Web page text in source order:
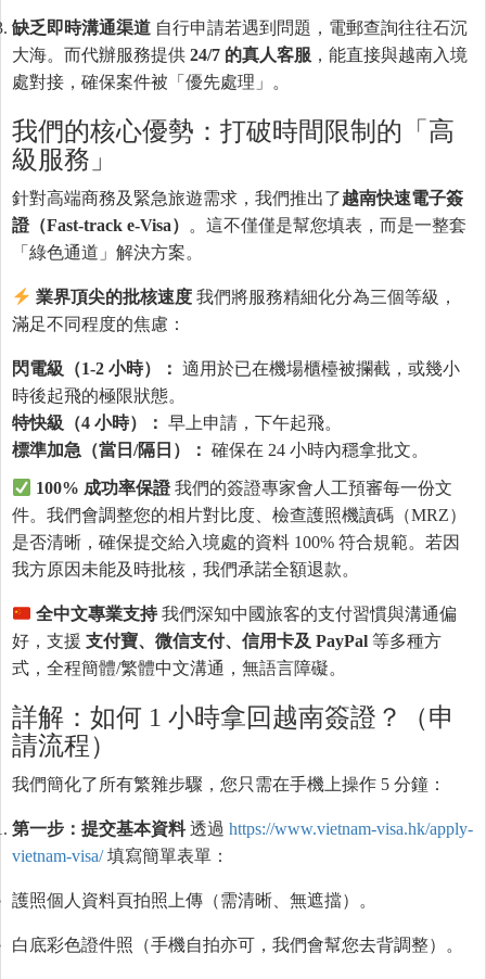
缺乏即時溝通渠道 自行申請若遇到問題，電郵查詢往往石沉
大海。而代辦服務提供 24/7 的真人客服 ，能直接與越南入境
處對接，確保案件被「優先處理」。
我們的核心優勢：打破時間限制的「高
級服務」
針對高端商務及緊急旅遊需求，我們推出了越南快速電子簽
證（Fast-track e-Visa）
。這不僅僅是幫您填表，而是一整套
「綠色通道」解決方案。
業界頂尖的批核速度 我們將服務精細化分為三個等級，
滿足不同程度的焦慮：
閃電級（1-2 小時）： 適用於已在機場櫃檯被攔截，或幾小
時後起飛的極限狀態。
特快級（4 小時）： 早上申請，下午起飛。
標準加急（當日/隔日）： 確保在 24 小時內穩拿批文。
100% 成功率保證我們的簽證專家會人工預審每一份文
件。我們會調整您的相片對比度、檢查護照機讀碼（MRZ）
是否清晰，確保提交給入境處的資料 100% 符合規範。若因
我方原因未能及時批核，我們承諾全額退款。
全中文專業支持我們深知中國旅客的支付習慣與溝通偏
好，支援 支付寶、微信支付、信用卡及 PayPal 等多種方
式，全程簡體/繁體中文溝通，無語言障礙。
詳解：如何 1 小時拿回越南簽證？（申
請流程）
我們簡化了所有繁雜步驟，您只需在手機上操作 5 分鐘：
第一步：提交基本資料透過 https://www.vietnam-visa.hk/apply-
vietnam-visa/填寫簡單表單：
護照個人資料頁拍照上傳（需清晰、無遮擋）。
白底彩色證件照（手機自拍亦可，我們會幫您去背調整）。